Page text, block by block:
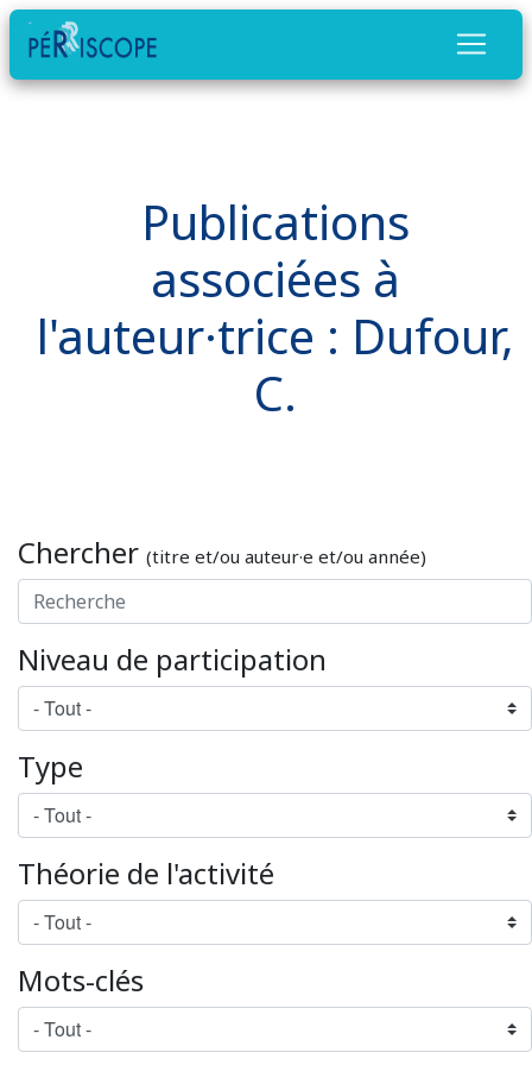
Publications
associées à
l'auteur·trice : Dufour,
C.
Chercher (titre et/ou auteur·e et/ou année)
Niveau de participation
Type
Théorie de l'activité
Mots-clés